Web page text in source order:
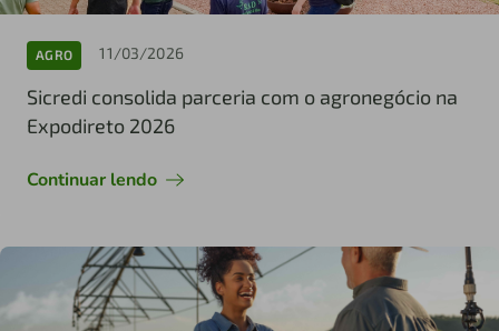
AGRO 11/03/2026
Sicredi consolida parceria com o agronegócio na
Expodireto 2026
Continuar lendo